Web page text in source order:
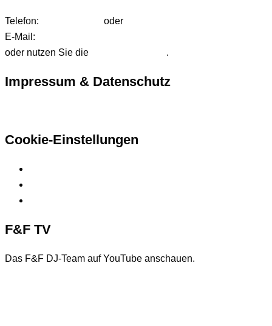
Telefon: oder
E-Mail:
oder nutzen Sie die
.
Impressum & Datenschutz
Cookie-Einstellungen
F&F TV
Das F&F DJ-Team auf YouTube anschauen.